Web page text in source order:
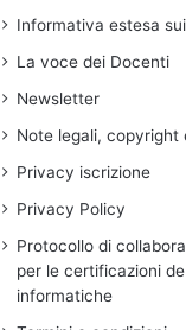
Informativa estesa
La voce dei Docenti
Newsletter
Note legali, copyright
Privacy iscrizione
Privacy Policy
Protocollo di
per le certificazioni
informatiche